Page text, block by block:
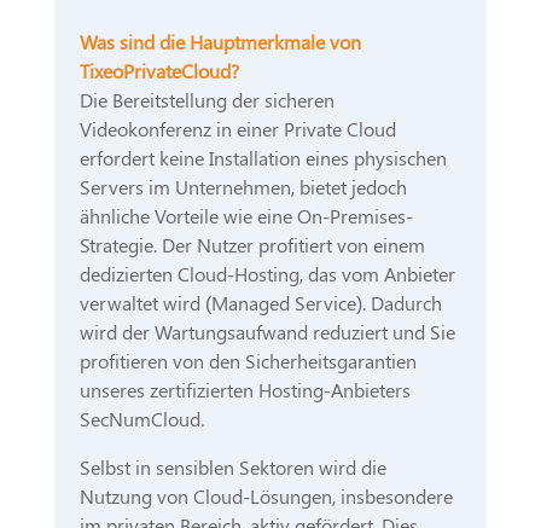
Was sind die Hauptmerkmale von
TixeoPrivateCloud?
Die Bereitstellung der sicheren
Videokonferenz in einer Private Cloud
erfordert keine Installation eines physischen
Servers im Unternehmen, bietet jedoch
ähnliche Vorteile wie eine On-Premises-
Strategie. Der Nutzer profitiert von einem
dedizierten Cloud-Hosting, das vom Anbieter
verwaltet wird (Managed Service). Dadurch
wird der Wartungsaufwand reduziert und Sie
profitieren von den Sicherheitsgarantien
unseres zertifizierten Hosting-Anbieters
SecNumCloud.
Selbst in sensiblen Sektoren wird die
Nutzung von Cloud-Lösungen, insbesondere